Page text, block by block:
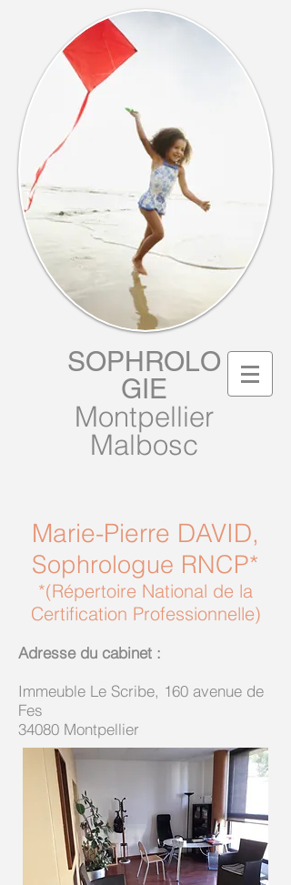
SOPHROLO
GIE
Montpellier
Malbosc
Marie-Pierre DAVID,
Sophrologue RNCP*
*(Répertoire National de la
Certification Professionnelle)
Adresse du cabinet :
Immeuble Le Scribe, 160 avenue de
Fes
34080 Montpellier